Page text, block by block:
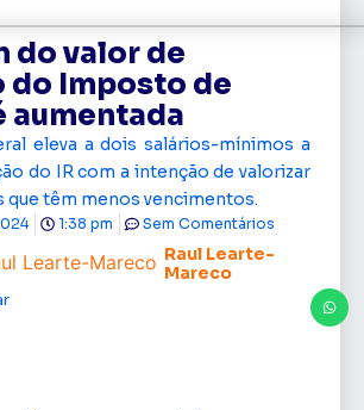
do valor de
do Imposto de
aumentada
eleva a dois salários-mínimos a
do IR com a intenção de valorizar
que têm menos vencimentos.
Raul Learte-
Mareco
1:38 pm Sem Comentários